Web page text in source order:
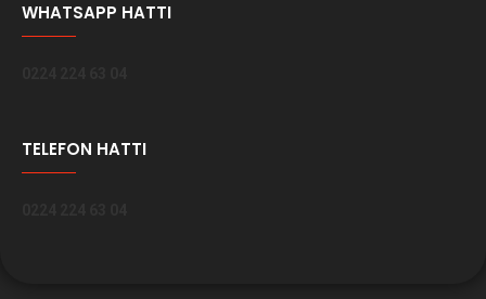
WHATSAPP HATTI
TELEFON HATTI